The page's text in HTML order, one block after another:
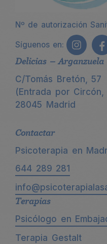
Nº de autorización
Síguenos en:
Delicias –
C/Tomás Bretón, 57
(Entrada por Circón,
28045 Madrid
Contactar
Psicoterapia en
644 289 281
Terapias
Psicólogo en
Terapia Gestalt